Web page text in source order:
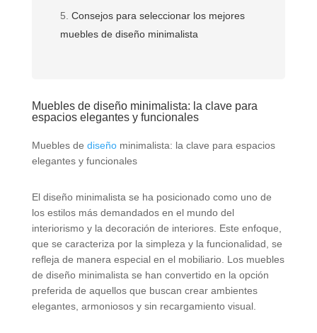
Consejos para seleccionar los mejores
muebles de diseño minimalista
Muebles de diseño minimalista: la clave para
espacios elegantes y funcionales
Muebles de diseñominimalista: la clave para espacios
elegantes y funcionales
El diseño minimalista se ha posicionado como uno de
los estilos más demandados en el mundo del
interiorismo y la decoración de interiores. Este enfoque,
que se caracteriza por la simpleza y la funcionalidad, se
refleja de manera especial en el mobiliario. Los muebles
de diseño minimalista se han convertido en la opción
preferida de aquellos que buscan crear ambientes
elegantes, armoniosos y sin recargamiento visual.